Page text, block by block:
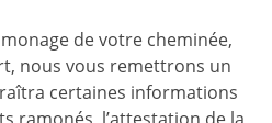
de votre cheminée,
nous vous remettrons un
certaines informations
ramonés, l’attestation de la